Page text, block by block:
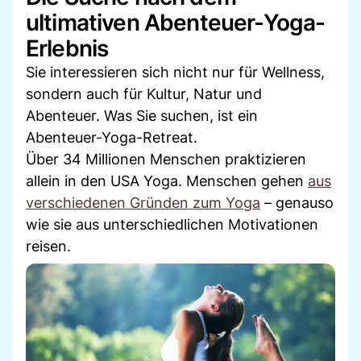
ultimativen Abenteuer-Yoga-
Erlebnis
Sie interessieren sich nicht nur für Wellness,
sondern auch für Kultur, Natur und
Abenteuer. Was Sie suchen, ist ein
Abenteuer-Yoga-Retreat.
Über 34 Millionen Menschen praktizieren
allein in den USA Yoga. Menschen gehen aus
verschiedenen Gründen zum Yoga – genauso
wie sie aus unterschiedlichen Motivationen
reisen.